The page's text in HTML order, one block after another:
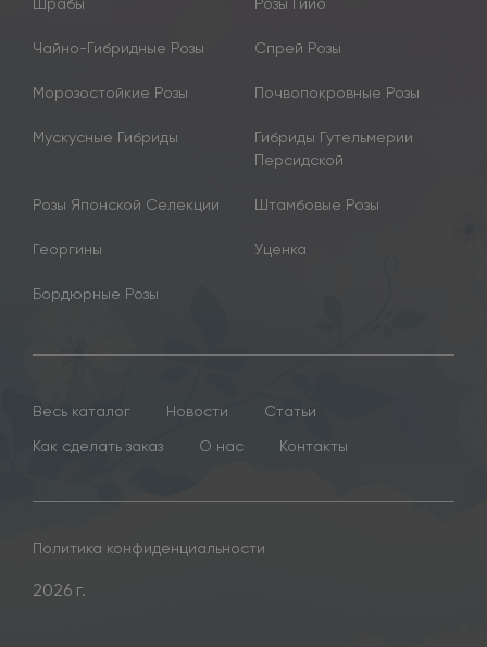
Чайно-Гибридные Розы Спрей Розы
Морозостойкие Розы Почвопокровные Розы
Мускусные Гибриды
Гибриды Гутельмерии
Персидской
Розы Японской Селекции Штамбовые Розы
Георгины Уценка
Бордюрные Розы
Весь каталог Новости
Статьи
Как сделать заказ
О нас Контакты
Политика конфиденциальности
2026 г.